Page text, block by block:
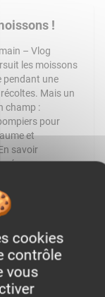
!
– Vlog
les moissons
pendant une
Mais un
champ :
pour
et
savoir
par
le rayon
découpe, la PME
cookies
contrôle
vous